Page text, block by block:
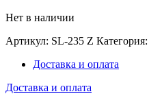
Нет в наличии
Артикул: SL-235 Z Категория:
Доставка и оплата
Доставка и оплата